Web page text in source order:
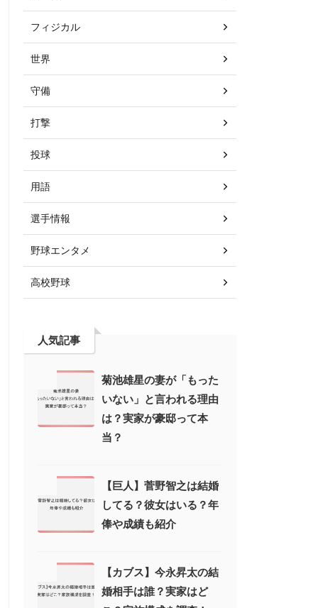
フィジカル
世界
守備
打撃
投球
用語
選手情報
野球エンタメ
高校野球
人気記事
菊池雄星の妻が「もった
いない」と言われる理由
は？実家が豪邸って本
当？
【巨人】菅野智之は結婚
してる？彼女はいる？年
俸や成績も紹介
【カブス】今永昇太の結
婚相手は誰？実家はど